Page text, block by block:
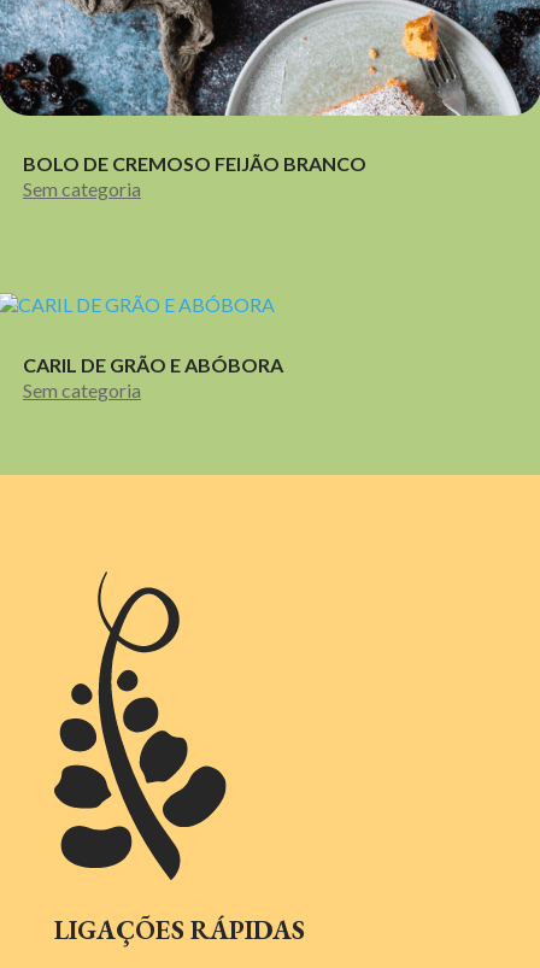
BOLO DE CREMOSO FEIJÃO BRANCO
Sem categoria
CARIL DE GRÃO E ABÓBORA
Sem categoria
LIGAÇÕES RÁPIDAS